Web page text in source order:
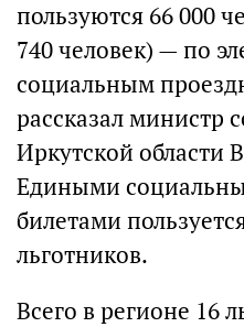
пользуются 66 000
740 человек) — по
социальным
рассказал министр
Иркутской области
Едиными
билетами
льготников.
Всего в регионе 16